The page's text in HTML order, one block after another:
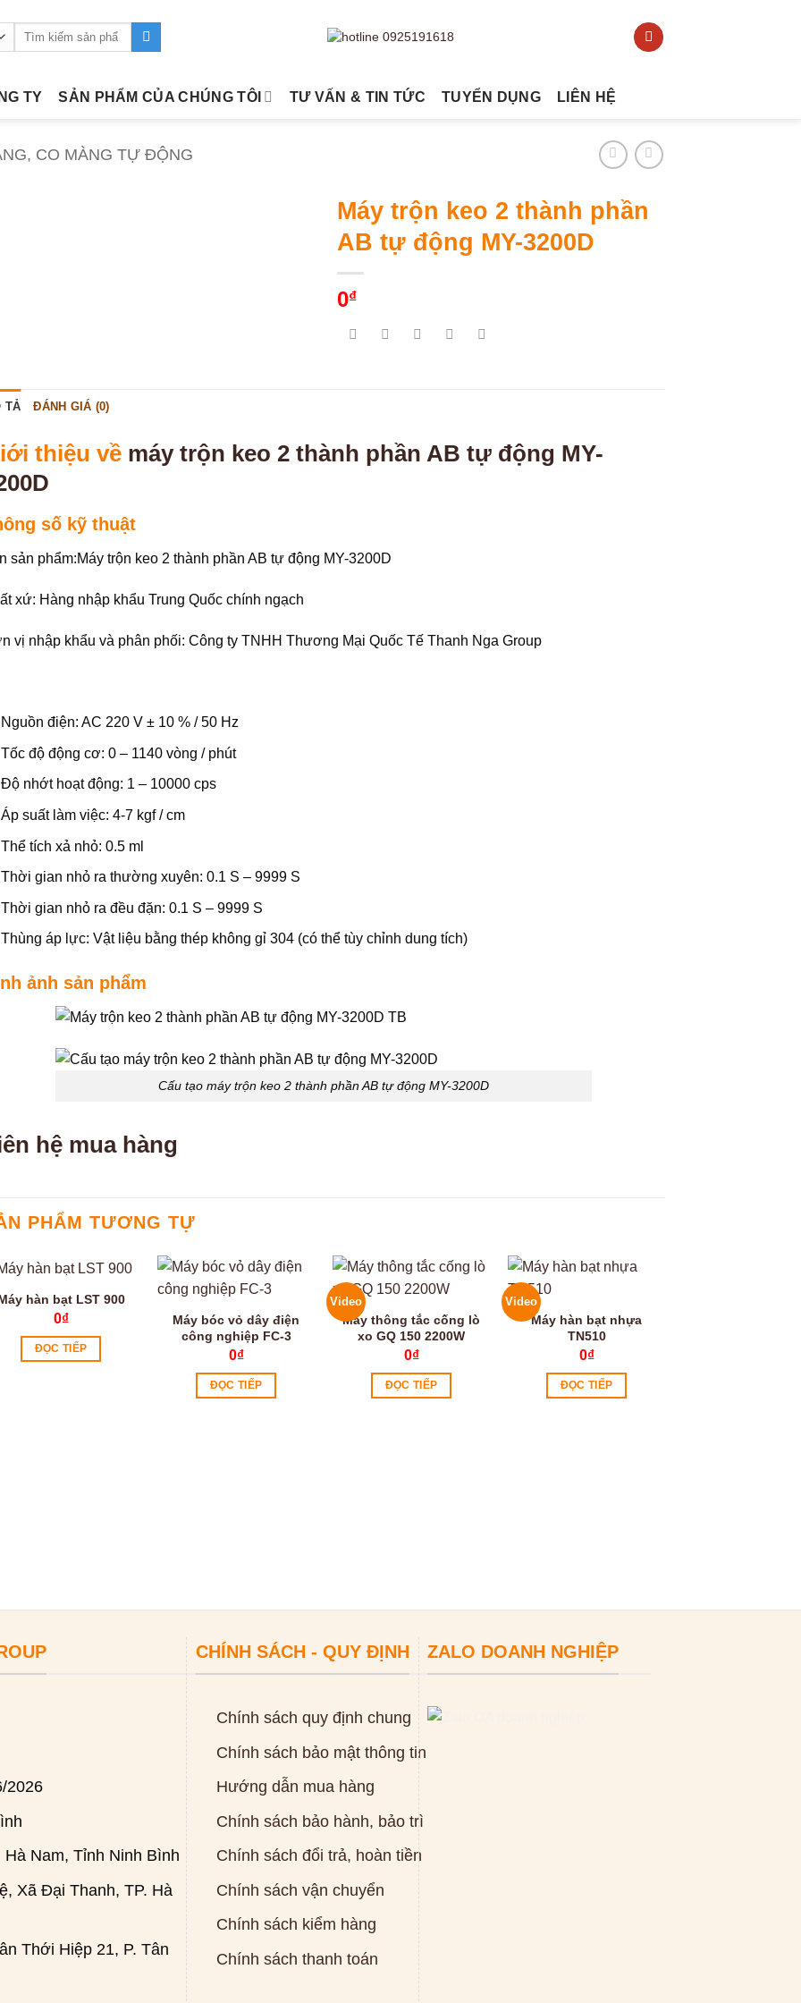
Tìm
TY SẢN PHẨM CỦA CHÚNG TÔI TƯ VẤN & TIN TỨC TUYỂN DỤNG LIÊN HỆ
CO MÀNG TỰ ĐỘNG
Máy trộn keo 2 thành phần
AB tự động MY-3200D
0₫
TẢ ĐÁNH GIÁ (0)
thiệu về máy trộn keo 2 thành phần AB tự động MY-
số kỹ thuật
sản phẩm:Máy trộn keo 2 thành phần AB tự động MY-3200D
xứ: Hàng nhập khẩu Trung Quốc chính ngạch
vị nhập khẩu và phân phối: Công ty TNHH Thương Mại Quốc Tế Thanh Nga Group
Nguồn điện: AC 220 V ± 10 % / 50 Hz
Tốc độ động cơ: 0 – 1140 vòng / phút
Độ nhớt hoạt động: 1 – 10000 cps
Áp suất làm việc: 4-7 kgf / cm
Thể tích xả nhỏ: 0.5 ml
Thời gian nhỏ ra thường xuyên: 0.1 S – 9999 S
Thời gian nhỏ ra đều đặn: 0.1 S – 9999 S
Thùng áp lực: Vật liệu bằng thép không gỉ 304 (có thể tùy chỉnh dung tích)
ảnh sản phẩm
Cấu tạo máy trộn keo 2 thành phần AB tự động MY-3200D
hệ mua hàng
PHẨM TƯƠNG TỰ
hàn bạt LST 900
0₫
ĐỌC TIẾP
Máy bóc vỏ dây điện
công nghiệp FC-3
0₫
ĐỌC TIẾP
Video
Máy thông tắc cống lò
xo GQ 150 2200W
0₫
ĐỌC TIẾP
Video
Máy hàn bạt nhựa
TN510
0₫
ĐỌC TIẾP
2026
Nam, Tỉnh Ninh Bình
Xã Đại Thanh, TP. Hà
Thới Hiệp 21, P. Tân
CHÍNH SÁCH - QUY ĐỊNH
Chính sách quy định chung
Chính sách bảo mật thông tin
Hướng dẫn mua hàng
Chính sách bảo hành, bảo trì
Chính sách đổi trả, hoàn tiền
Chính sách vận chuyển
Chính sách kiểm hàng
Chính sách thanh toán
ZALO DOANH NGHIỆP